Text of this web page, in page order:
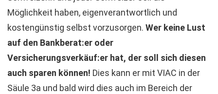
Möglichkeit haben, eigenverantwortlich und
kostengünstig selbst vorzusorgen. Wer keine Lust
auf den Bankberat:er oder
Versicherungsverkäuf:er hat, der soll sich diesen
auch sparen können! Dies kann er mit VIAC in der
Säule 3a und bald wird dies auch im Bereich der